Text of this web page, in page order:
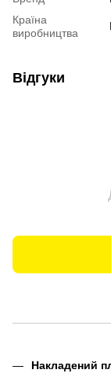
Країна
виробництва
Відгуки
Накладений